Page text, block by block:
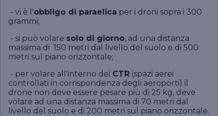
- vi è l'obbligo di paraelica per i droni sopra i 300
grammi;
- si può volare solo di giorno, ad una distanza
massima di 150 metri dal livello del suolo e di 500
metri sul piano orizzontale;
- per volare all'interno dei CTR (spazi aerei
controllati in corrispondenza degli aeroporti) il
drone non deve essere pesare più di 25 kg, deve
volare ad una distanza massima di 70 metri dal
livello del suolo e di 200 metri sul piano orizzontale.